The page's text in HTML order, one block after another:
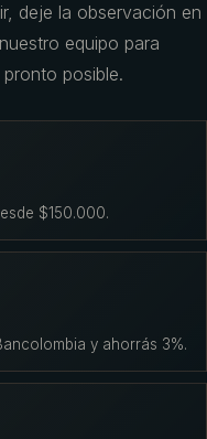
deje la observación en
equipo para
posible.
$150.000.
y ahorrás 3%.